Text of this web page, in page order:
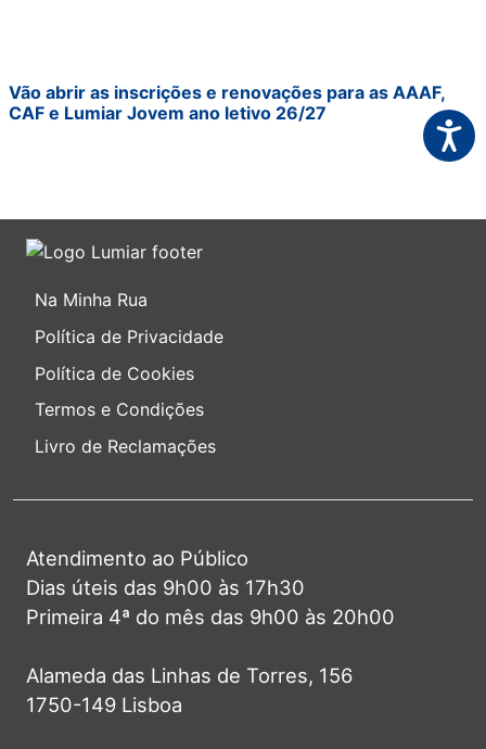
Vão abrir as inscrições e renovações para as AAAF,
CAF e Lumiar Jovem ano letivo 26/27
Na Minha Rua
Política de Privacidade
Política de Cookies
Termos e Condições
Livro de Reclamações
Atendimento ao Público
Dias úteis das 9h00 às 17h30
Primeira 4ª do mês das 9h00 às 20h00
Alameda das Linhas de Torres, 156
1750-149 Lisboa